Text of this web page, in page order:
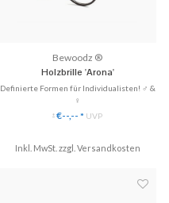
Bewoodz ®
Holzbrille 'Arona'
Definierte Formen für Individualisten! ♂ &
♀
✓ Gläser ganz einfach austauschbar
✓ Handgefertigt aus Echtholz
✓ Hochwertige Scharniere & perfekte
*€--,-- * UVP
Inkl. MwSt. zzgl. Versandkosten